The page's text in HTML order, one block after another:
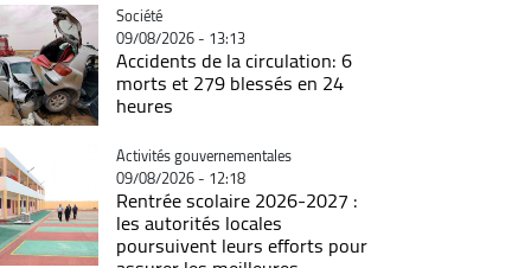
Catégorie
Société
09/08/2026 - 13:13
Accidents de la circulation: 6
morts et 279 blessés en 24
heures
Catégorie
Activités gouvernementales
09/08/2026 - 12:18
Rentrée scolaire 2026-2027 :
les autorités locales
poursuivent leurs efforts pour